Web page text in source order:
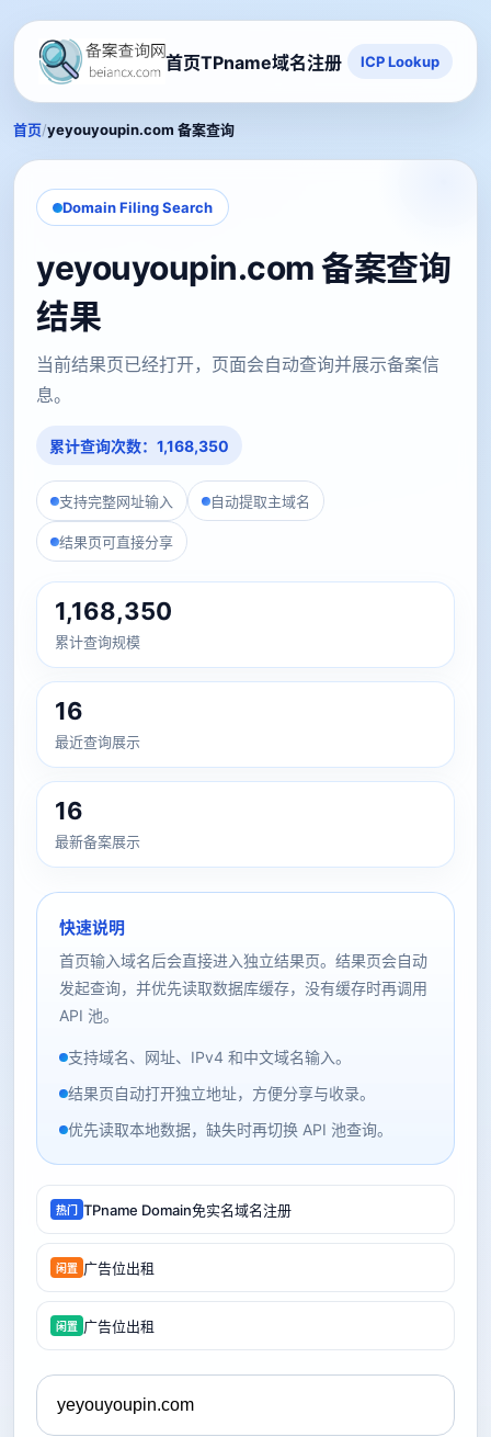
首页TPname域名注册 ICP Lookup
首页/yeyouyoupin.com 备案查询
Domain Filing Search
yeyouyoupin.com 备案查询
结果
当前结果页已经打开，页面会自动查询并展示备案信
息。
累计查询次数：1,168,350
支持完整网址输入 自动提取主域名
结果页可直接分享
1,168,350
累计查询规模
16
最近查询展示
16
最新备案展示
快速说明
首页输入域名后会直接进入独立结果页。结果页会自动
发起查询，并优先读取数据库缓存，没有缓存时再调用
API 池。
支持域名、网址、IPv4 和中文域名输入。
结果页自动打开独立地址，方便分享与收录。
优先读取本地数据，缺失时再切换 API 池查询。
热门 TPname Domain免实名域名注册
闲置 广告位出租
闲置 广告位出租